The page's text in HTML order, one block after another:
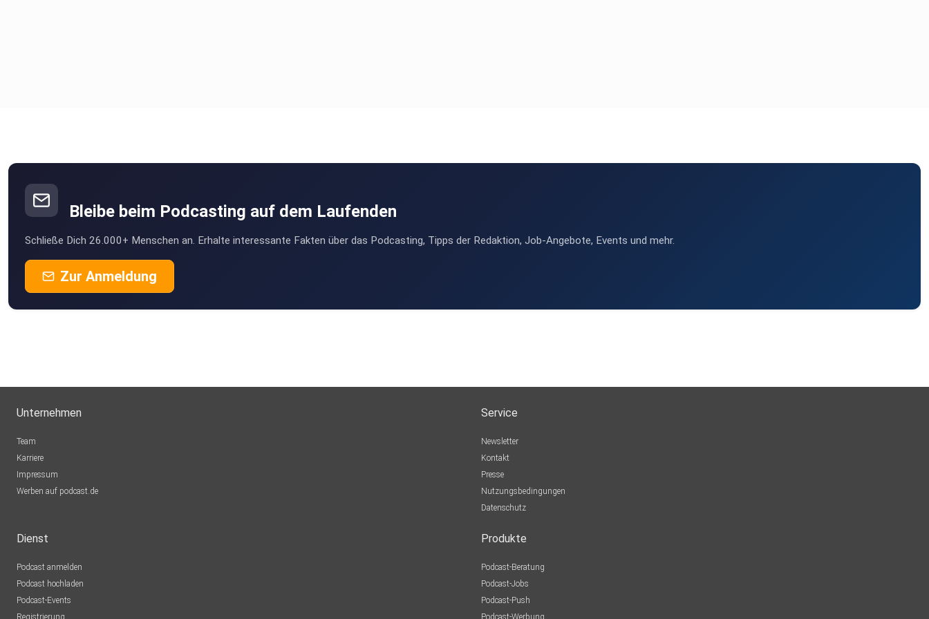
Bleibe beim Podcasting auf dem Laufenden
Schließe Dich 26.000+ Menschen an. Erhalte interessante Fakten über das Podcasting, Tipps der Redaktion, Job-Angebote, Events und mehr.
Zur Anmeldung
Unternehmen
Team
Karriere
Impressum
Werben auf podcast.de
Service
Newsletter
Kontakt
Presse
Nutzungsbedingungen
Datenschutz
Dienst
Podcast anmelden
Podcast hochladen
Podcast-Events
Registrierung
Produkte
Podcast-Beratung
Podcast-Jobs
Podcast-Push
Podcast-Werbung